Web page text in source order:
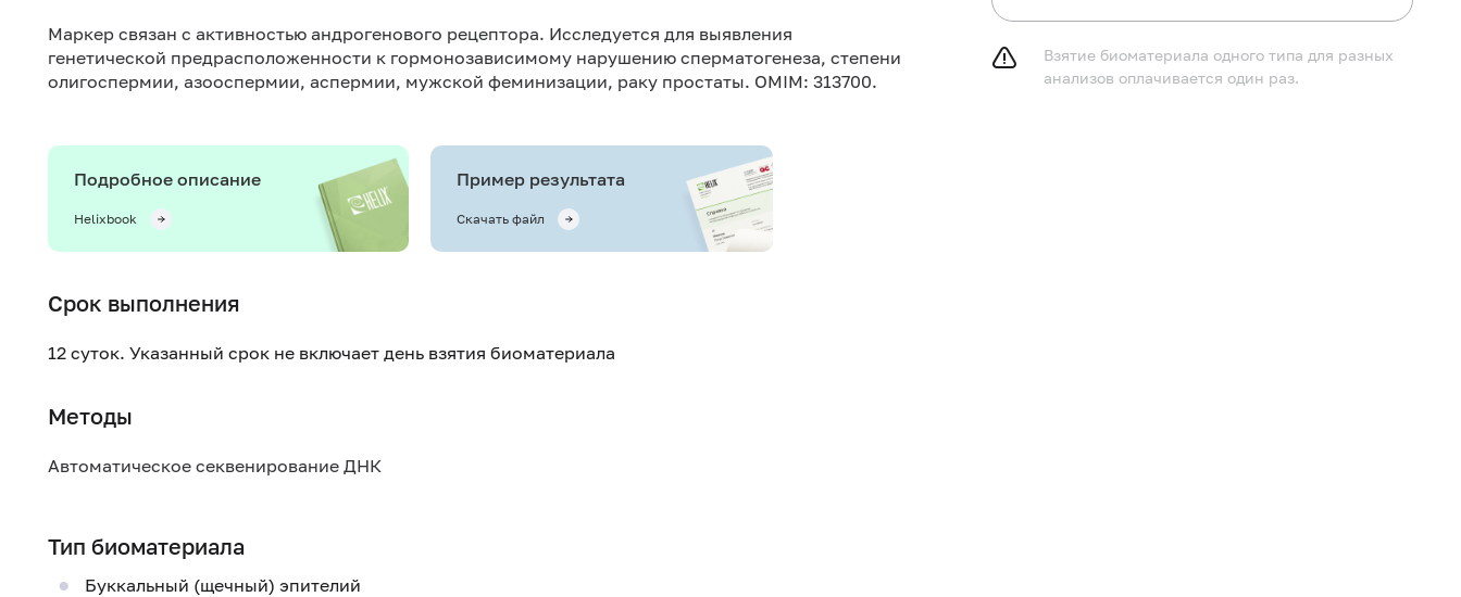
Маркер связан с активностью андрогенового рецептора. Исследуется для выявления
генетической предрасположенности к гормонозависимому нарушению сперматогенеза, степени
олигоспермии, азооспермии, аспермии, мужской феминизации, раку простаты. OMIM: 313700.
Подробное описание
Helixbook
Пример результата
Скачать файл
Срок выполнения
12 суток. Указанный срок не включает день взятия биоматериала
Методы
Автоматическое секвенирование ДНК
Тип биоматериала
Буккальный (щечный) эпителий
Взятие биоматериала одного типа для разных
анализов оплачивается один раз.